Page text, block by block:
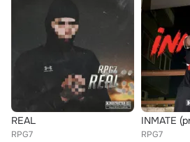
REAL
RPG7
RPG7